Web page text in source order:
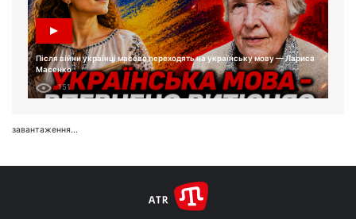
Після війни українці масово переходять на українську мову — Лариса
Масенко
151
завантаження...